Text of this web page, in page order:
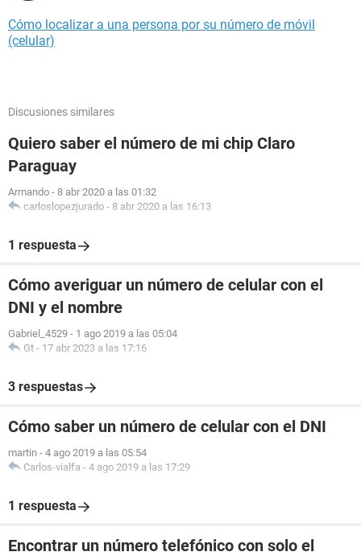
Cómo localizar a una persona por su número de móvil
(celular)
Discusiones similares
Quiero saber el número de mi chip Claro
Paraguay
Armando - 8 abr 2020 a las 01:32
carloslopezjurado - 8 abr 2020 a las 16:13
1 respuesta
Cómo averiguar un número de celular con el
DNI y el nombre
Gabriel_4529 - 1 ago 2019 a las 05:04
Gt - 17 abr 2023 a las 17:16
3 respuestas
Cómo saber un número de celular con el DNI
martin - 4 ago 2019 a las 05:54
Carlos-vialfa - 4 ago 2019 a las 17:29
1 respuesta
Encontrar un número telefónico con solo el